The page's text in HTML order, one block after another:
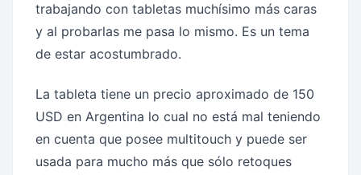
trabajando con tabletas muchísimo más caras
y al probarlas me pasa lo mismo. Es un tema
de estar acostumbrado.
La tableta tiene un precio aproximado de 150
USD en Argentina lo cual no está mal teniendo
en cuenta que posee multitouch y puede ser
usada para mucho más que sólo retoques